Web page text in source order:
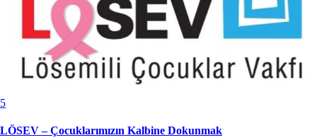
5
LÖSEV – Çocuklarımızın Kalbine Dokunmak